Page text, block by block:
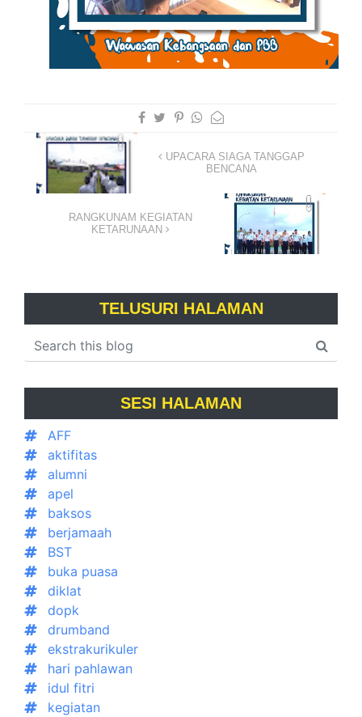
UPACARA SIAGA TANGGAP
BENCANA
RANGKUNAM KEGIATAN
KETARUNAAN
TELUSURI HALAMAN
SESI HALAMAN
AFF
aktifitas
alumni
apel
baksos
berjamaah
BST
buka puasa
diklat
dopk
drumband
ekstrakurikuler
hari pahlawan
idul fitri
kegiatan